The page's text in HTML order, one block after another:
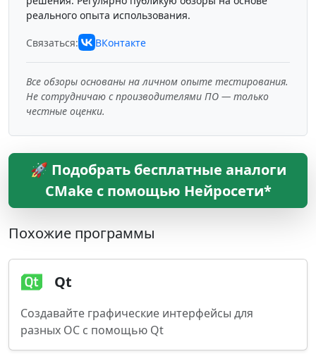
реального опыта использования.
Связаться: ВКонтакте
Все обзоры основаны на личном опыте тестирования.
Не сотрудничаю с производителями ПО — только
честные оценки.
🚀 Подобрать бесплатные аналоги
CMake с помощью Нейросети*
Похожие программы
Qt
Создавайте графические интерфейсы для
разных ОС с помощью Qt